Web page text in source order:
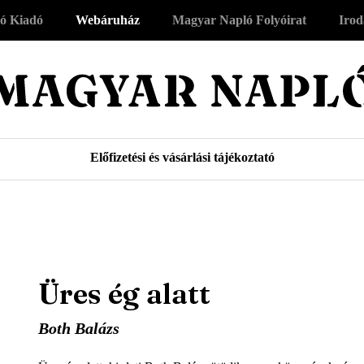
Kiadó Webáruház
Előfizetési és vásárlási tájékoztató
Magyar Napló Folyóirat
Üres ég alatt
Both Balázs